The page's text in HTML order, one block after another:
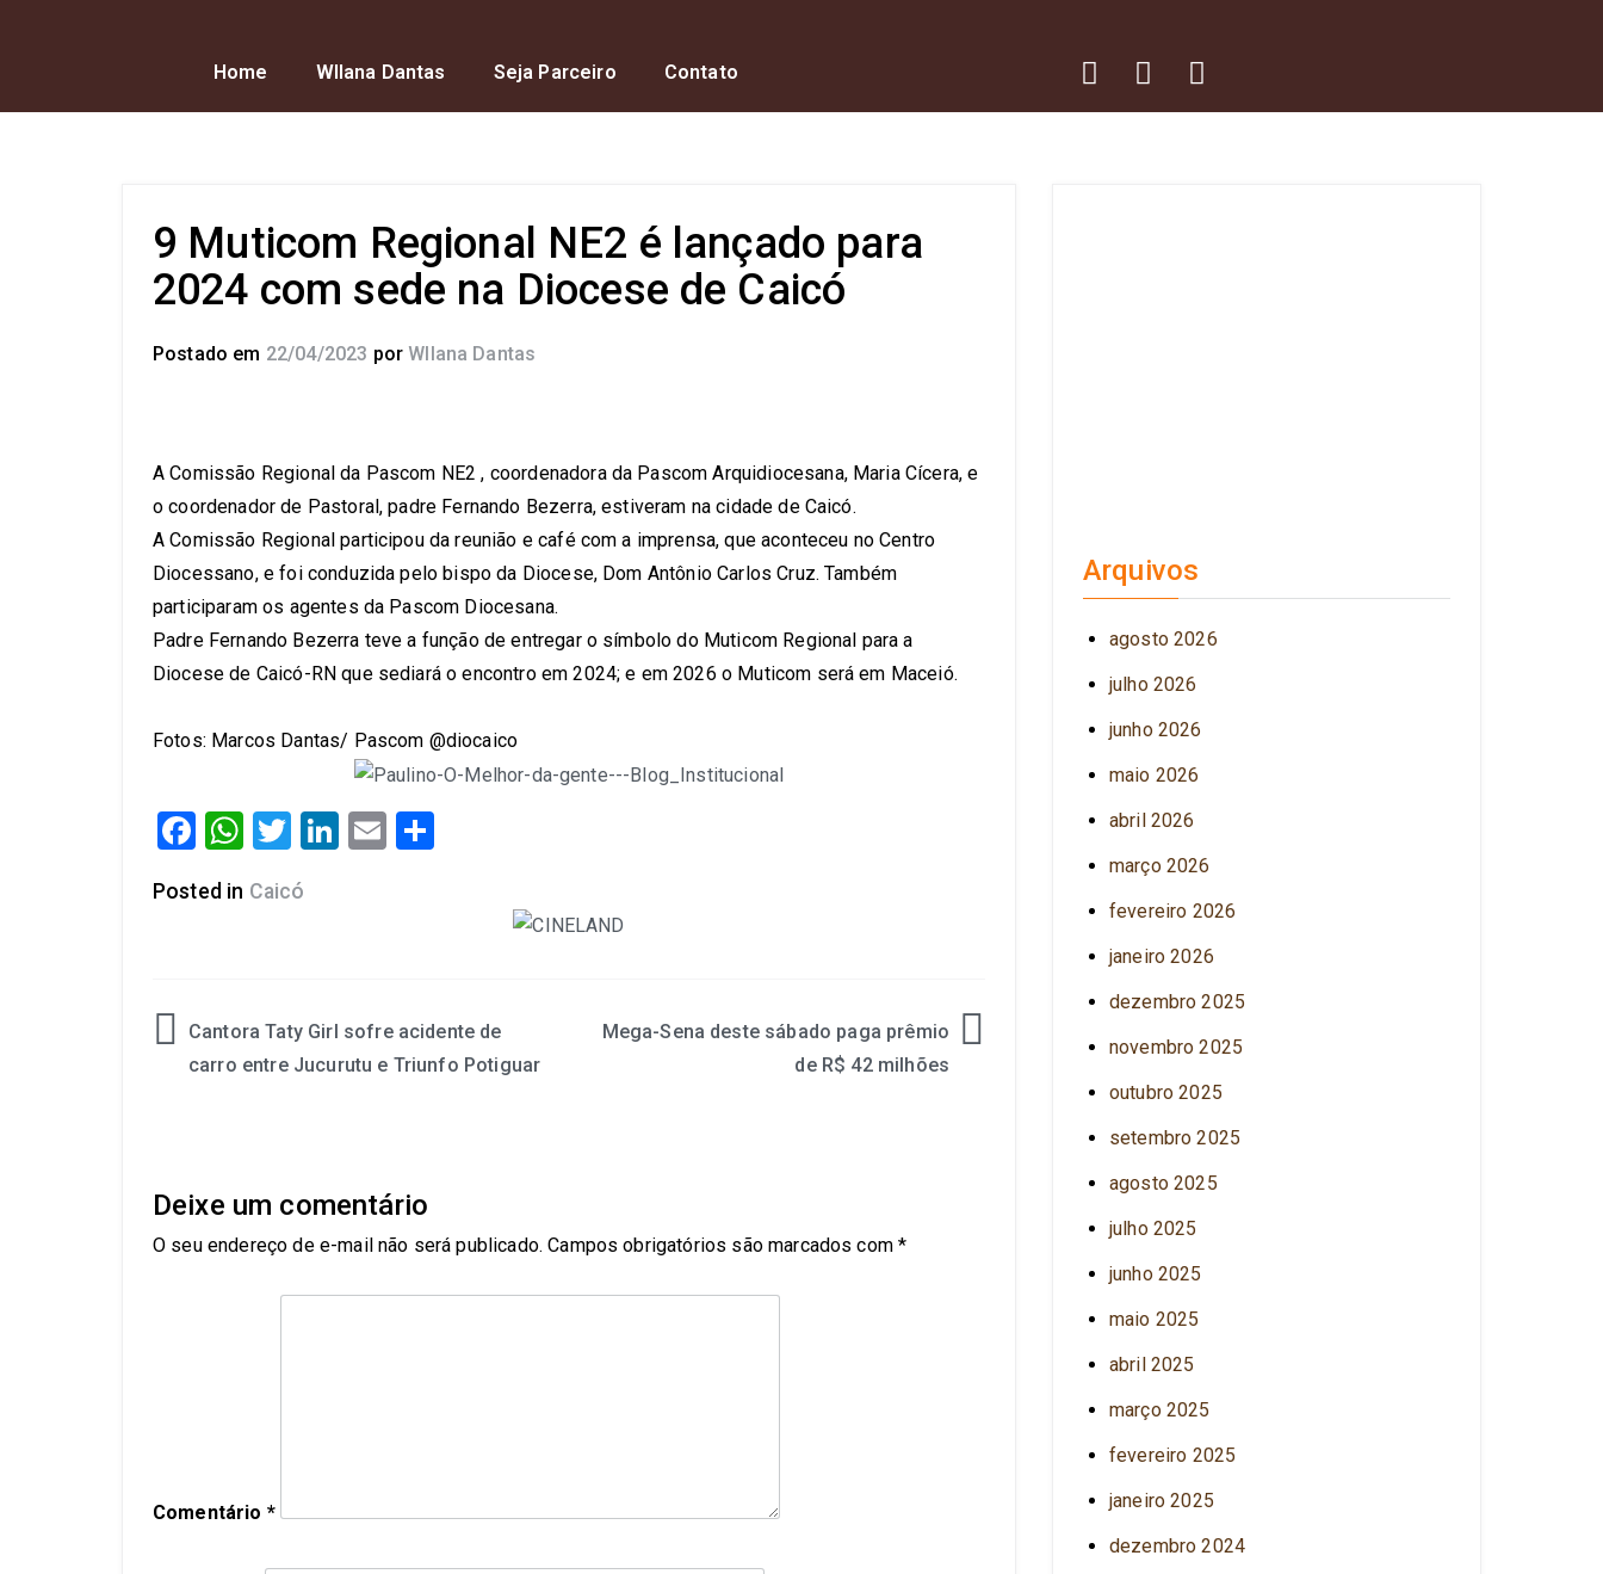
Home Wllana Dantas Seja Parceiro Contato
9 Muticom Regional NE2 é lançado para
2024 com sede na Diocese de Caicó
Postado em 22/04/2023 por Wllana Dantas
A Comissão Regional da Pascom NE2 , coordenadora da Pascom Arquidiocesana, Maria Cícera, e
o coordenador de Pastoral, padre Fernando Bezerra, estiveram na cidade de Caicó.
A Comissão Regional participou da reunião e café com a imprensa, que aconteceu no Centro
Diocessano, e foi conduzida pelo bispo da Diocese, Dom Antônio Carlos Cruz. Também
participaram os agentes da Pascom Diocesana.
Padre Fernando Bezerra teve a função de entregar o símbolo do Muticom Regional para a
Diocese de Caicó-RN que sediará o encontro em 2024; e em 2026 o Muticom será em Maceió.
Fotos: Marcos Dantas/ Pascom @diocaico
Facebook
WhatsApp
Twitter
LinkedIn
Email
Posted in Caicó
Cantora Taty Girl sofre acidente de
carro entre Jucurutu e Triunfo Potiguar
Mega-Sena deste sábado paga prêmio
de R$ 42 milhões
Deixe um comentário
O seu endereço de e-mail não será publicado. Campos obrigatórios são marcados com*
Comentário *
Arquivos
agosto 2026
julho 2026
junho 2026
maio 2026
abril 2026
março 2026
fevereiro 2026
janeiro 2026
dezembro 2025
novembro 2025
outubro 2025
setembro 2025
agosto 2025
julho 2025
junho 2025
maio 2025
abril 2025
março 2025
fevereiro 2025
janeiro 2025
dezembro 2024